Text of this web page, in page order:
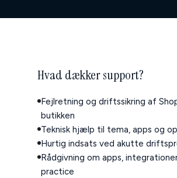
Referencer
Kundeservice
Hvad dækker support?
Fejlretning og driftssikring af
butikken
Teknisk hjælp til tema, apps og
Hurtig indsats ved akutte
Rådgivning om apps,
practice